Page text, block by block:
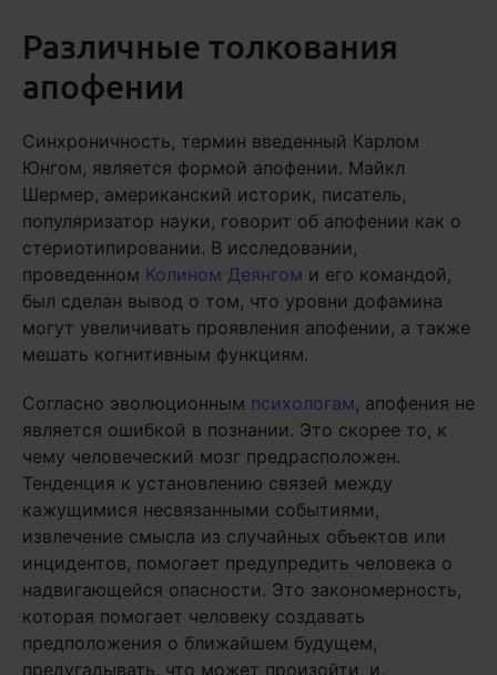
Различные толкования
апофении
Синхроничность, термин введенный Карлом
Юнгом, является формой апофении. Майкл
Шермер, американский историк, писатель,
популяризатор науки, говорит об апофении как о
стериотипировании. В исследовании,
проведенном Колином Деянгом и его командой,
был сделан вывод о том, что уровни дофамина
могут увеличивать проявления апофении, а также
мешать когнитивным функциям.
Согласно эволюционным психологам, апофения не
является ошибкой в познании. Это скорее то, к
чему человеческий мозг предрасположен.
Тенденция к установлению связей между
кажущимися несвязанными событиями,
извлечение смысла из случайных объектов или
инцидентов, помогает предупредить человека о
надвигающейся опасности. Это закономерность,
которая помогает человеку создавать
предположения о ближайшем будущем,
предугадывать, что может произойти, и,